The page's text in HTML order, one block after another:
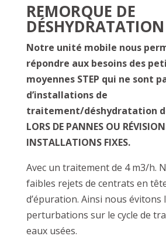
REMORQUE DE
DÉSHYDRATATION
Notre unité mobile nous
répondre aux besoins des
moyennes STEP qui ne sont
d’installations de
traitement/déshydratation
LORS DE PANNES OU
INSTALLATIONS FIXES.
Avec un traitement de 4 m3/h.
faibles rejets de centrats en
d’épuration. Ainsi nous évitons
perturbations sur le cycle de
eaux usées.